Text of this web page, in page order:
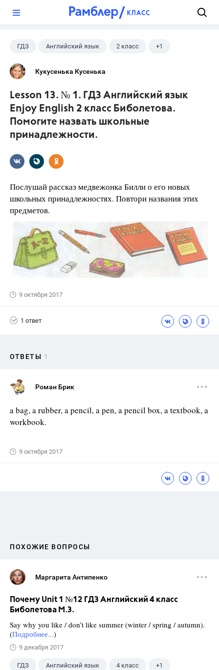
ГДЗ Английский язык 2 класс +1
Биболетова М. З.
Кукусенька Кусенька
Lesson 13. № 1. ГДЗ Английский язык
Enjoy English 2 класс Биболетова.
Помогите назвать школьные
принадлежности.
Послушай рассказ медвежонка Билли о его новых
школьных принадлежностях. Повтори названия этих
предметов.
9 октября 2017
1 ответ
ОТВЕТЫ 1
Роман Брик
a bag, a rubber, a pencil, a pen, a pencil box, a textbook, a
workbook.
9 октября 2017
ПОХОЖИЕ ВОПРОСЫ
Маргарита Антипенко
Почему Unit 1 №12 ГДЗ Английский 4 класс
Биболетова М.З.
Say why you like / don’t like summer (winter / spring / autumn).
(Подробнее...)
9 декабря 2017
ГДЗ Английский язык 4 класс +1